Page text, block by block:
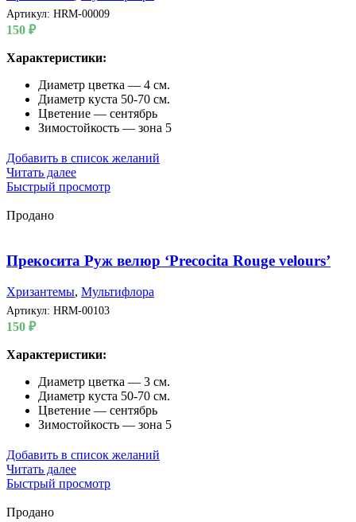
Артикул: HRM-00009
150 ₽
Характеристики:
Диаметр цветка — 4 см.
Диаметр куста 50-70 см.
Цветение — сентябрь
Зимостойкость — зона 5
Добавить в список желаний
Читать далее
Быстрый просмотр
Продано
Прекосита Руж велюр ‘Precocita Rouge velours’
Хризантемы, Мультифлора
Артикул: HRM-00103
150 ₽
Характеристики:
Диаметр цветка — 3 см.
Диаметр куста 50-70 см.
Цветение — сентябрь
Зимостойкость — зона 5
Добавить в список желаний
Читать далее
Быстрый просмотр
Продано